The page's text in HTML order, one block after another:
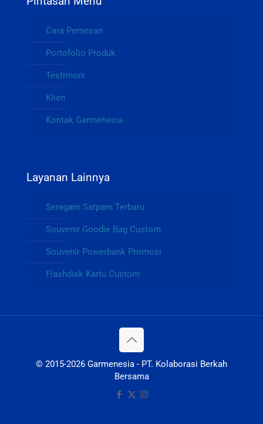
Cara Pemesan
Portofolio Produk
Testimoni
Klien
Kontak Garmenesia
Layanan Lainnya
Seragam Satpam Terbaru
Souvenir Goodie Bag Custom
Souvenir Powerbank Promosi
Flashdisk Kartu Custom
© 2015-2026 Garmenesia - PT. Kolaborasi Berkah
Bersama